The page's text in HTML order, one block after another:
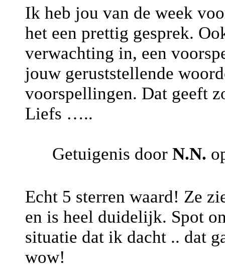
Ik heb jou van de week
het een prettig gesprek.
verwachting in, een
jouw geruststellende
voorspellingen. Dat geeft
Liefs …..
Getuigenis door N.N.
Echt 5 sterren waard! Ze
en is heel duidelijk. Spot
situatie dat ik dacht .. dat
wow!